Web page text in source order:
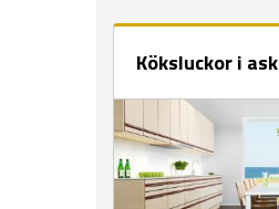
Köksluckor i ask